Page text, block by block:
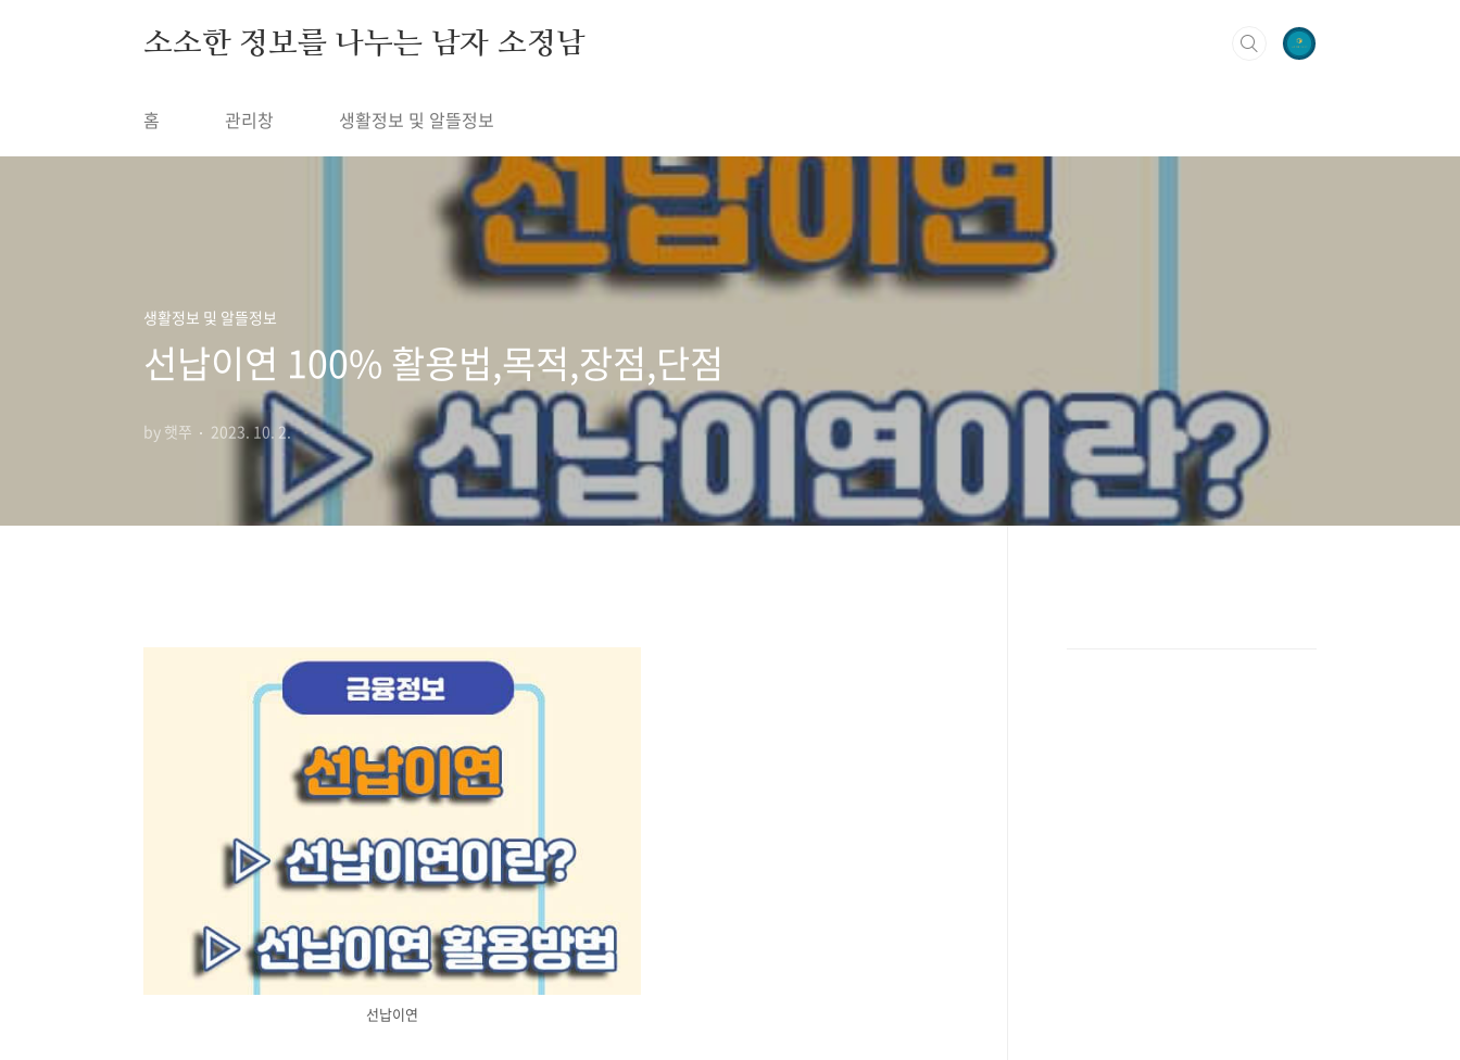
소소한 정보를 나누는 남자 소정남
홈 관리창 생활정보 및 알뜰정보
생활정보 및 알뜰정보
선납이연 100% 활용법,목적,장점,단점
by 햇쭈 2023. 10. 2.
선납이연